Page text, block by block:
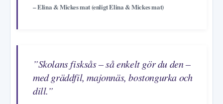
– Elina & Mickes mat (enligt Elina & Mickes mat)
”Skolans fisksås – så enkelt gör du den –
med gräddfil, majonnäs, bostongurka och
dill.”